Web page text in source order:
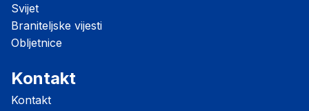
Svijet
Braniteljske vijesti
Obljetnice
Kontakt
Kontakt